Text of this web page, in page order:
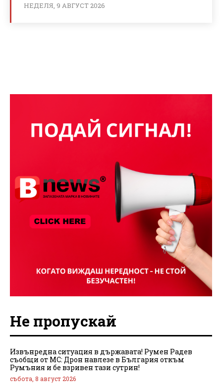
НЕДЕЛЯ, 9 АВГУСТ 2026
Не пропускай
Извънредна ситуация в държавата! Румен Радев
съобщи от МС: Дрон навлезе в България откъм
Румъния и бе взривен тази сутрин!
събота, 8 август 2026